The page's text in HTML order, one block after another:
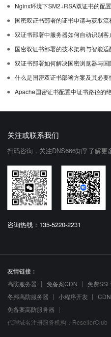
Nginx环境下SM2+RSA双证书的配
国密双证书部署的证书申请与获取流
双证书部署中服务器如何自动识别
国密双证书部署的技术架构与智能适
双证书部署如何解决国密浏览器与
什么是国密双证书部署方案及其必要
Apache国密证书配置中证书路径的
关注或联系我们
扫码咨询，关注DNS666知乎了解更
咨询热线：135-5220-2231
友情链接：
高防服务器
免备案CDN 免费
冬邦高防服务器
小程序开发
免备案高防服务器
代理域名注册服务机构：ResellerClub